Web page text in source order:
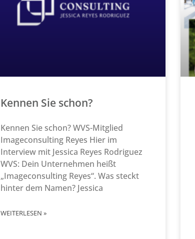
Kennen Sie schon?
Kennen Sie schon? WVS-Mitglied
Imageconsulting Reyes Hier im
Interview mit Jessica Reyes Rodriguez
WVS: Dein Unternehmen heißt
„Imageconsulting Reyes“. Was steckt
hinter dem Namen? Jessica
WEITERLESEN »